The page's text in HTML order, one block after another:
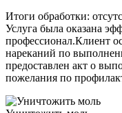
Итоги обработки:
Услуга была оказана
профессионал.Клиент
нареканий по
предоставлен акт о
пожелания по